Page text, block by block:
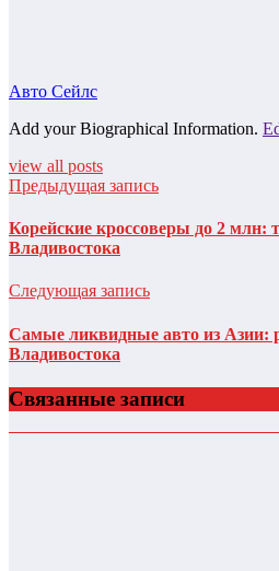
Авто Сейлс
Add your Biographical Information.
view all posts
Предыдущая запись
Корейские кроссоверы до 2 млн:
Владивостока
Следующая запись
Самые ликвидные авто из Азии:
Владивостока
Связанные записи